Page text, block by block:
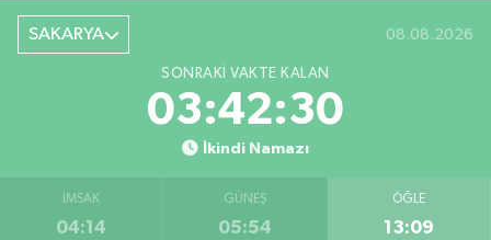
SAKARYA 08.08.2026
SONRAKI VAKTE KALAN
03:42:29
İkindi Namazı
İMSAK
04:14
GÜNEŞ
05:54
ÖĞLE
13:09